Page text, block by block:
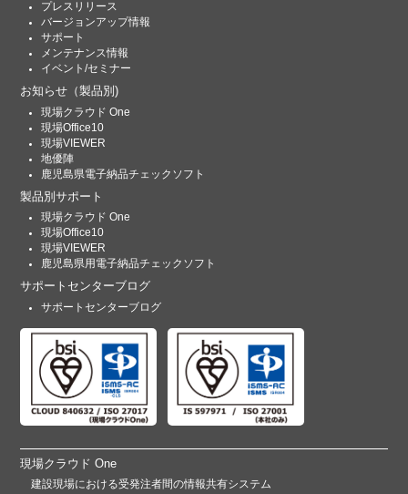
プレスリリース
バージョンアップ情報
サポート
メンテナンス情報
イベント/セミナー
お知らせ （製品別)
現場クラウド One
現場Office10
現場VIEWER
地優陣
鹿児島県電子納品チェックソフト
製品別サポート
現場クラウド One
現場Office10
現場VIEWER
鹿児島県用電子納品チェックソフト
サポートセンターブログ
サポートセンターブログ
現場クラウド One
建設現場における受発注者間の情報共有システム